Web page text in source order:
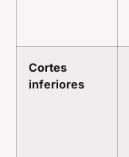
Cortes
inferiores